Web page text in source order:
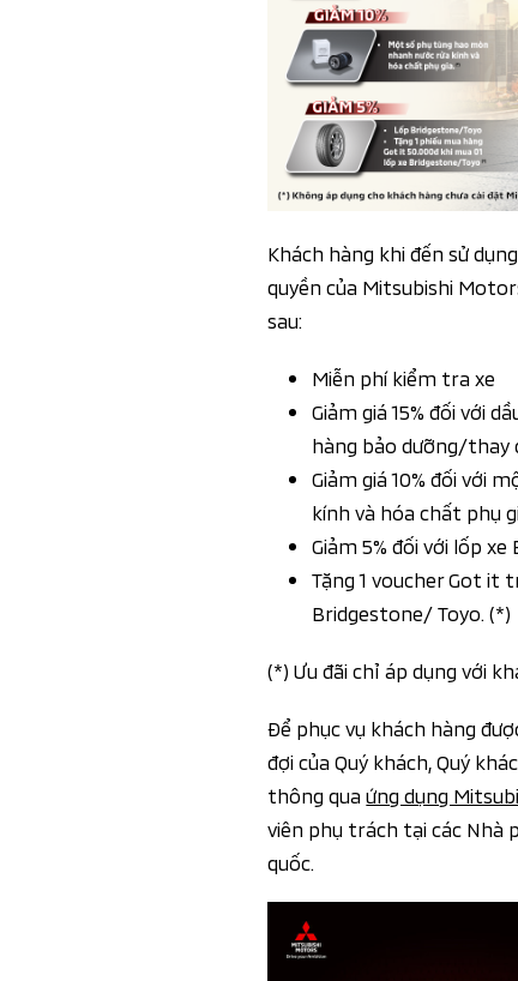
Khách hàng khi đến sử
quyền của Mitsubishi
sau:
Miễn phí kiểm tra xe
Giảm giá 15% đối với
hàng bảo dưỡng/thay
Giảm giá 10% đối với
kính và hóa chất phụ
Giảm 5% đối với lốp
Tặng 1 voucher Got it
Bridgestone/ Toyo. (*)
(*) Ưu đãi chỉ áp dụng với
Để phục vụ khách hàng
đợi của Quý khách, Quý
thông quaứng dụng
viên phụ trách tại các Nhà
quốc.